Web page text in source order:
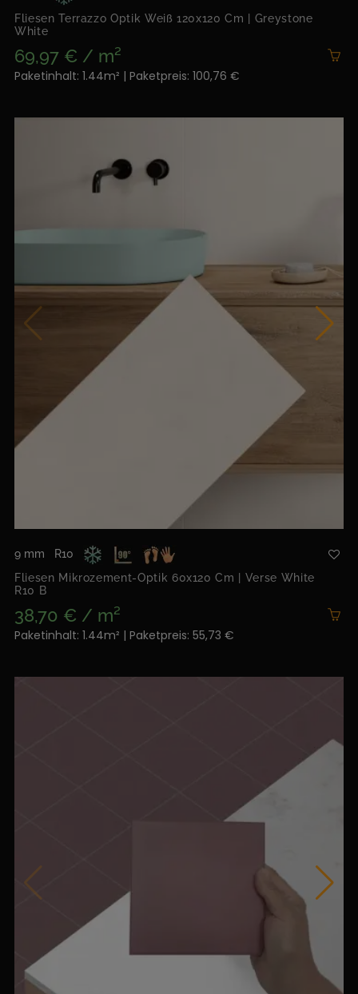
Fliesen Terrazzo Optik Weiß 120x120 Cm | Greystone
White
69,97 € / m²
Paketinhalt: 1.44m² | Paketpreis: 100,76 €
9 mm
R10
Fliesen Mikrozement-Optik 60x120 Cm | Verse White
R10 B
38,70 € / m²
Paketinhalt: 1.44m² | Paketpreis: 55,73 €